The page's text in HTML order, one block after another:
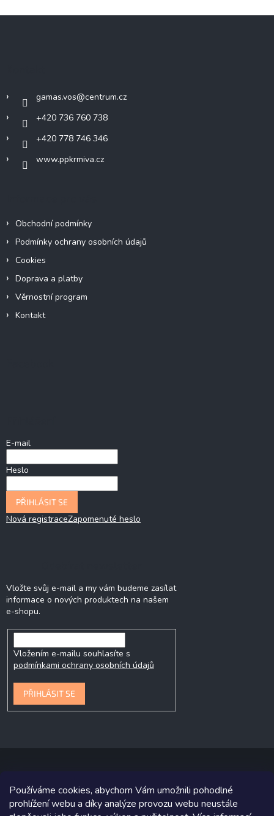
Používáme cookies, abychom Vám umožnili pohodlné
prohlížení webu a díky analýze provozu webu neustále
y
gamas.vos@centrum.cz
+420 736 760 738
+420 778 746 346
www.ppkrmiva.cz
Obchodní podmínky
Podmínky ochrany osobních údajů
Cookies
Doprava a platby
Věrnostní program
Kontakt
E-mail
Heslo
PŘIHLÁSIT SE
Nová registraceZapomenuté heslo
Vložte svůj e-mail a my vám budeme zasílat
informace o nových produktech na našem
e-shopu.
Vložením e-mailu souhlasíte s
podmínkami ochrany osobních údajů
PŘIHLÁSIT SE
Copyright 2026P&P Krmiva. Všechna práva vyhrazena.